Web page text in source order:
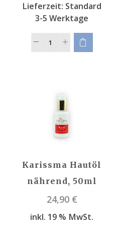
Lieferzeit: Standard
3-5 Werktage
Karissma Hautöl
nährend, 50ml
24,90 €
inkl. 19 % MwSt.